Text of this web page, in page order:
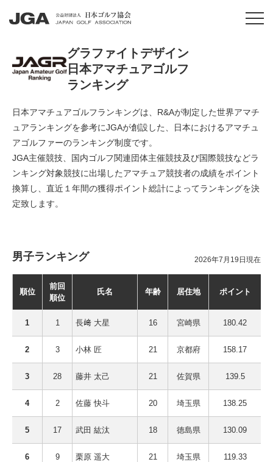
グラファイトデザイン
日本アマチュアゴルフ
ランキング
日本アマチュアゴルフランキングは、R&Aが制定した世界アマチ
ュアランキングを参考にJGAが創設した、日本におけるアマチュ
アゴルファーのランキング制度です。
JGA主催競技、国内ゴルフ関連団体主催競技及び国際競技などラ
ンキング対象競技に出場したアマチュア競技者の成績をポイント
換算し、直近１年間の獲得ポイント総計によってランキングを決
定致します。
男子ランキング 2026年7月19日現在
順位
前回
順位
氏名 年齢 居住地 ポイント
1 1 長﨑 大星 16 宮崎県 180.42
2 3 小林 匠 21 京都府 158.17
3 28 藤井 太己 21 佐賀県 139.5
4 2 佐藤 快斗 20 埼玉県 138.25
5 17 武田 紘汰 18 徳島県 130.09
6 9 栗原 遥大 21 埼玉県 119.33